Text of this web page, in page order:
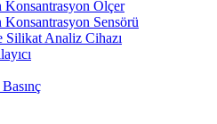
Ölçer
Sensörü
Silikat Analiz Cihazı